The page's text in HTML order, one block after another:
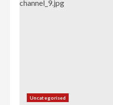
Uncategorised